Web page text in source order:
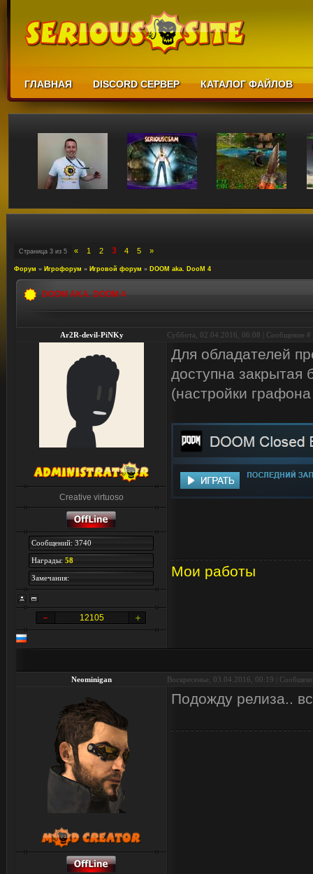
ГЛАВНАЯ DISCORD СЕРВЕР КАТАЛОГ ФАЙЛОВ
Страница 3 из 5 « 1 2 3 4 5 »
Форум » Игрофорум » Игровой форум » DOOM aka. DooM 4
DOOM AKA. DOOM 4
Ar2R-devil-PiNKy Суббота, 02.04.2016, 06:08 | Сообщение #
Creative virtuoso
Сообщений: 3740
Награды: 58
Замечания:
12105
Для обладателей
доступна закрытая
(настройки
Мои работы
Neominigan Воскресенье, 03.04.2016, 00:19 |
Подожду релиза..